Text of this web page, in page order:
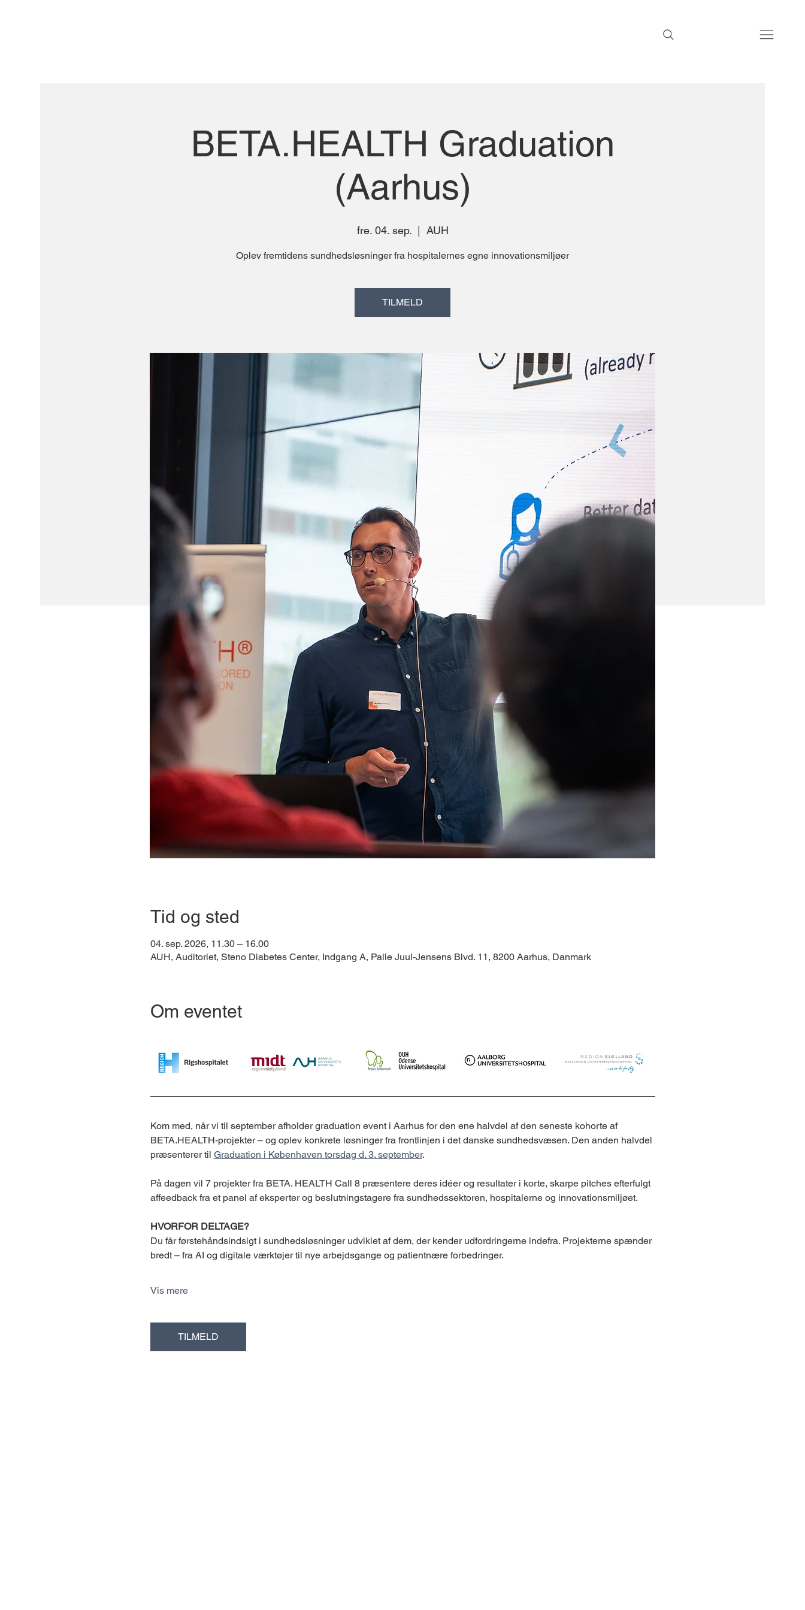
BETA.HEALTH Graduation
(Aarhus)
fre. 04. sep.
  |
AUH
Oplev fremtidens sundhedsløsninger fra hospitalernes egne innovationsmiljøer
TILMELD
Tid og sted
04. sep. 2026, 11.30 – 16.00
AUH, Auditoriet, Steno Diabetes Center, Indgang A, Palle Juul-Jensens Blvd. 11, 8200 Aarhus, Danmark
Om eventet
Kom med, når vi til september afholder graduation event i Aarhus for den ene halvdel af den seneste kohorte af
BETA.HEALTH-projekter – og oplev konkrete løsninger fra frontlinjen i det danske sundhedsvæsen. Den anden halvdel
præsenterer til Graduation i Københaven torsdag d. 3. september.
På dagen vil 7 projekter fra BETA. HEALTH Call 8 præsentere deres idéer og resultater i korte, skarpe pitches efterfulgt
affeedback fra et panel af eksperter og beslutningstagere fra sundhedssektoren, hospitalerne og innovationsmiljøet.
HVORFOR DELTAGE?
Du får førstehåndsindsigt i sundhedsløsninger udviklet af dem, der kender udfordringerne indefra. Projekterne spænder
bredt – fra AI og digitale værktøjer til nye arbejdsgange og patientnære forbedringer.
Vis mere
TILMELD